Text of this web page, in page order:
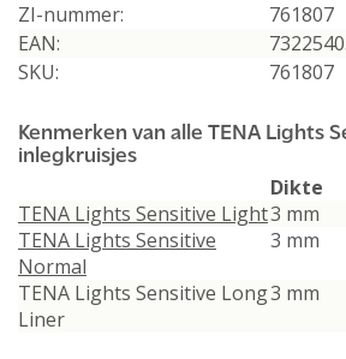
ZI-nummer:
761807
EAN:
SKU:
761807
Kenmerken van alle TENA Lights
inlegkruisjes
Dikte
TENA Lights Sensitive Light3 mm
TENA Lights Sensitive
Normal
3 mm
TENA Lights Sensitive Long
Liner
3 mm